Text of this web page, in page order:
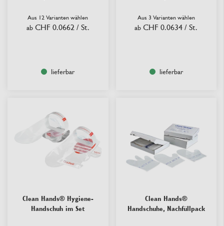
Aus 12 Varianten wählen
ab CHF 0.0662 / St.
lieferbar
Aus 3 Varianten wählen
ab CHF 0.0634 / St.
lieferbar
Clean Hands® Hygiene-
Handschuh im Set
Clean Hands®
Handschuhe, Nachfüllpack